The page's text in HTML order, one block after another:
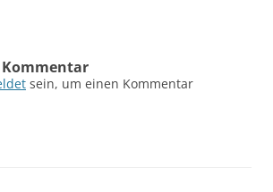
Kommentar
sein, um einen Kommentar